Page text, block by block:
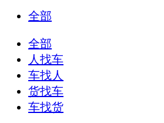
全部
全部
人找车
车找人
货找车
车找货